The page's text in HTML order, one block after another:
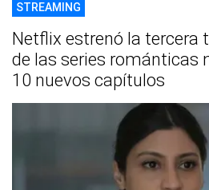
STREAMING
Netflix estrenó la tercera
de las series románticas
10 nuevos capítulos